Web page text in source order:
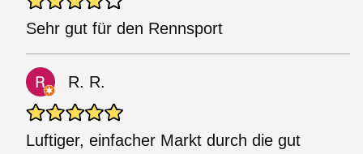
Sehr gut für den Rennsport
R. R.
Luftiger, einfacher Markt durch die gut